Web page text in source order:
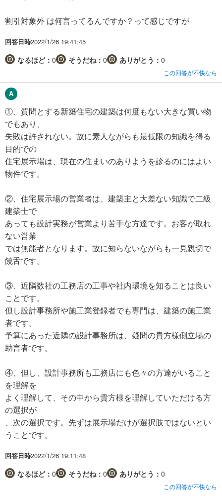
割引対象外 は何言ってるんですか？って感じですが
回答日時2022/1/26 19:41:45
なるほど： 0 そうだね： 0 ありがとう： 0
この回答が不快なら
①、質問とする新築住宅の建築は何度もない大きな買い物
でもあり、
失敗は許されない。故に素人ながらも最低限の知識を得る
目的での
住宅展示場は、現在の住まいのありようを診るのにはよい
物件です。
②、住宅展示場の営業者は、建築主と大差ない知識で二級
建築士で
あっても設計実務が営業より苦手な方達です。お客が取れ
ない営業
では無能者となります。故に知らないながらも一見親切で
饒舌です。
③、近隣数社の工務店の工事や社内環境を知ることは良い
ことです。
但し設計事務所や施工業登録者でも専門は、建築の施工業
者です。
予算にあった近隣の設計事務所は、疑問の貴方様側立場の
助言者です。
④、但し、設計事務所も工務店にも色々の方達がいること
を理解を
よく理解して、その中から貴方様を理解していただける方
の選択が
、次の選択です。先ずは展示場だけが選択肢ではないとい
うことです。
回答日時2022/1/26 19:11:48
なるほど： 0 そうだね： 0 ありがとう： 0
この回答が不快なら